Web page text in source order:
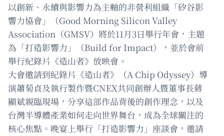
以創新、永續與影響力為主軸的非營利組織「矽谷影
響力協會」（Good Morning Silicon Valley
Association（GMSV）將於11月3日舉行年會，主題
為「打造影響力」（Build for Impact），並於會前
舉行紀錄片《造山者》放映會。
大會邀請到紀錄片《造山者》（A Chip Odyssey）導
演蕭菊貞及執行製作暨CNEX共同創辦人暨董事長蔣
顯斌親臨現場，分享這部作品背後的創作理念，以及
台灣半導體產業如何走向世界舞台，成為全球關注的
核心焦點。晚宴上舉行「打造影響力」座談會，邀請